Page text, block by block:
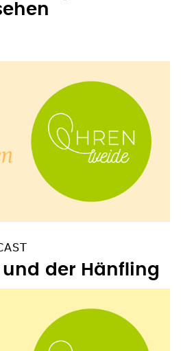
und der Hänfling